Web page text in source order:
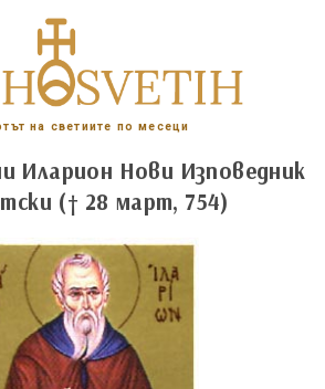
на светиите по месеци
Иларион Нови Изповедник
(† 28 март, 754)